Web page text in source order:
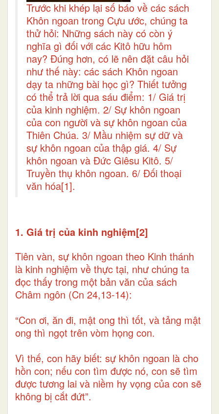
Trước khi khép lại số báo về các sách
Khôn ngoan trong Cựu ước, chúng ta
thử hỏi: Những sách này có còn ý
nghĩa gì đối với các Kitô hữu hôm
nay? Đúng hơn, có lẽ nên đặt câu hỏi
như thế này: các sách Khôn ngoan
dạy ta những bài học gì? Thiết tưởng
có thể trả lời qua sáu điểm: 1/ Giá trị
của kinh nghiệm. 2/ Sự khôn ngoan
của con người và sự khôn ngoan của
Thiên Chúa. 3/ Mầu nhiệm sự dữ và
sự khôn ngoan của thập giá. 4/ Sự
khôn ngoan và Đức Giêsu Kitô. 5/
Truyền thụ khôn ngoan. 6/ Đối thoại
văn hóa[1].
1. Giá trị của kinh nghiệm[2]
Tiên vàn, sự khôn ngoan theo Kinh thánh
là kinh nghiệm về thực tại, như chúng ta
đọc thấy trong một bản văn của sách
Châm ngôn (Cn 24,13-14):
“Con ơi, ăn đi, mật ong thì tốt, và tảng mật
ong thì ngọt trên vòm họng con.
Vì thế, con hãy biết: sự khôn ngoan là cho
hồn con; nếu con tìm được nó, con sẽ tìm
được tương lai và niềm hy vọng của con sẽ
không bị cắt đứt”.